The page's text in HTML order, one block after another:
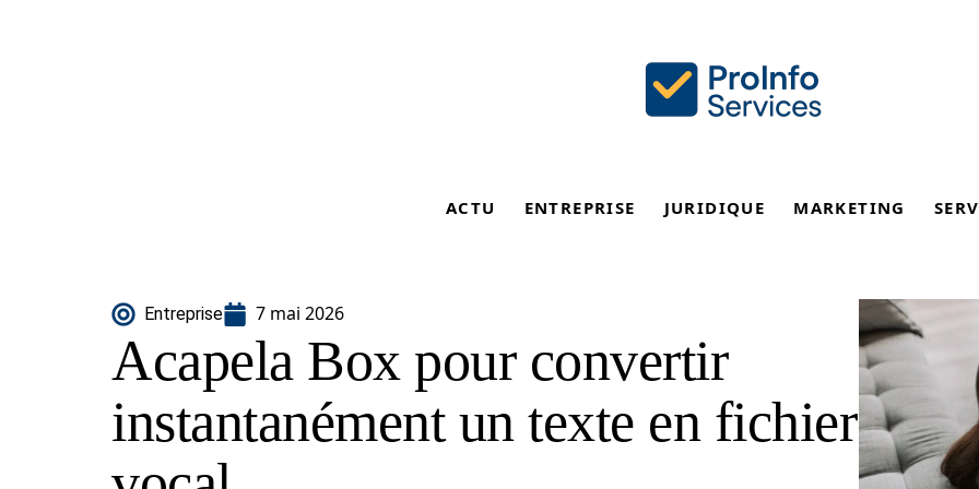
ACTU ENTREPRISE JURIDIQUE MARKETING
Entreprise 7 mai 2026
Acapela Box pour convertir
instantanément un texte en fichier